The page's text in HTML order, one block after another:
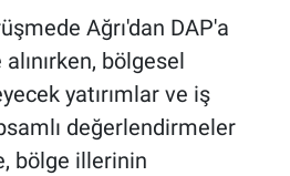
Ağrı'dan DAP'a
bölgesel
yatırımlar ve iş
değerlendirmeler
bölge illerinin